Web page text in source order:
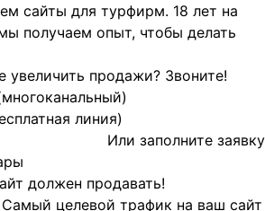
сайты для турфирм. 18 лет на
получаем опыт, чтобы делать
увеличить продажи? Звоните!
линия)
Или заполните заявку
должен продавать!
целевой трафик на ваш сайт